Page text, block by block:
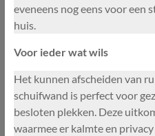
eveneens nog eens voor een
huis.
Voor ieder wat wils
Het kunnen afscheiden van
schuifwand is perfect voor
besloten plekken. Deze
waarmee er kalmte en